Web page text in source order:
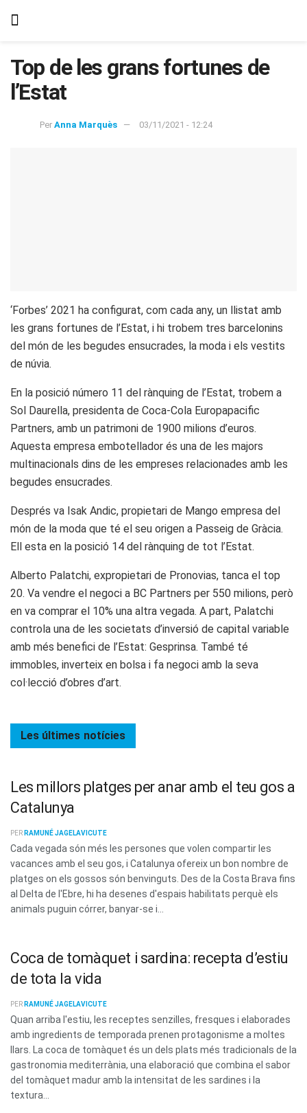
Top de les grans fortunes de
l’Estat
Per Anna Marquès 03/11/2021 - 12:24
‘Forbes’ 2021 ha configurat, com cada any, un llistat amb
les grans fortunes de l’Estat, i hi trobem tres barcelonins
del món de les begudes ensucrades, la moda i els vestits
de núvia.
En la posició número 11 del rànquing de l’Estat, trobem a
Sol Daurella, presidenta de Coca-Cola Europapacific
Partners, amb un patrimoni de 1900 milions d’euros.
Aquesta empresa embotellador és una de les majors
multinacionals dins de les empreses relacionades amb les
begudes ensucrades.
Després va Isak Andic, propietari de Mango empresa del
món de la moda que té el seu origen a Passeig de Gràcia.
Ell esta en la posició 14 del rànquing de tot l’Estat.
Alberto Palatchi, expropietari de Pronovias, tanca el top
20. Va vendre el negoci a BC Partners per 550 milions, però
en va comprar el 10% una altra vegada. A part, Palatchi
controla una de les societats d’inversió de capital variable
amb més benefici de l’Estat: Gesprinsa. També té
immobles, inverteix en bolsa i fa negoci amb la seva
col·lecció d’obres d’art.
Les últimes notícies
Les millors platges per anar amb el teu gos a
Catalunya
PER RAMUNÉ JAGELAVICUTE
Cada vegada són més les persones que volen compartir les
vacances amb el seu gos, i Catalunya ofereix un bon nombre de
platges on els gossos són benvinguts. Des de la Costa Brava fins
al Delta de l'Ebre, hi ha desenes d'espais habilitats perquè els
animals puguin córrer, banyar-se i...
Coca de tomàquet i sardina: recepta d’estiu
de tota la vida
PER RAMUNÉ JAGELAVICUTE
Quan arriba l'estiu, les receptes senzilles, fresques i elaborades
amb ingredients de temporada prenen protagonisme a moltes
llars. La coca de tomàquet és un dels plats més tradicionals de la
gastronomia mediterrània, una elaboració que combina el sabor
del tomàquet madur amb la intensitat de les sardines i la
textura...